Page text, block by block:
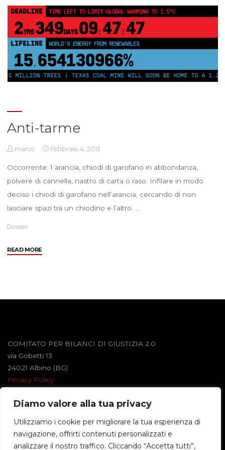
Diamo valore alla tua privacy
Utilizziamo i cookie per migliorare la tua esperienza di
navigazione, offrirti contenuti personalizzati e
analizzare il nostro traffico. Cliccando “Accetta tutti”,
DEADLINE TIME LEFT TO LIMIT GLOBAL WARMING TO 1.5°C
2YRS 349DAYS 09: 47 : 47
LIFELINE WORLD'S ENERGY FROM RENEWABLES
15. 654130966%
MILLION TREES | TEXAS COAL MINE WILL SOON BE HOME TO A
Anti-tarme
marco Febbraio 4, 2013
Occorrente: 1 arancia, chiodi di garofano in abbondanza,
polvere di cannella, nastro di carta o raso. Infilare in modo
deciso i chiodi di garofano nell’arancia, cercando di non
lasciare spazi tra un chiodino e l’altro. …
Dossier
READ MORE"Anti-
COMITATO PER BILANCI DI GIUSTIZIA 2.0
via Gobetti 13
24021 Albino (BG)
Privacy Policy
©2026 BILANCI DI GIUSTIZIA